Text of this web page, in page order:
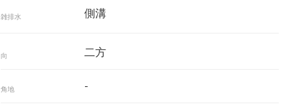
雑排水 側溝
向 二方
角地 -